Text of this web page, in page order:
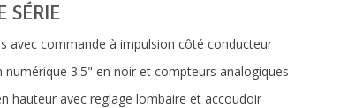
SÉRIE
avec commande à impulsion côté conducteur
numérique 3.5" en noir et compteurs analogiques
hauteur avec reglage lombaire et accoudoir